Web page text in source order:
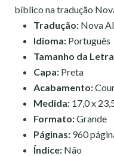
bíblico na tradução
Tradução: Nova
Idioma: Português
Tamanho da
Capa: Preta
Acabamento:
Medida: 17,0 x
Formato:Grande
Páginas: 960
Índice: Não